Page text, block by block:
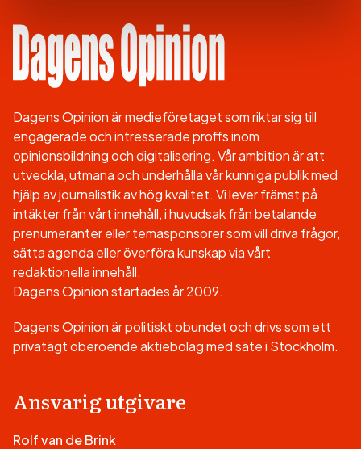
Dagens Opinion är medieföretaget som riktar sig till
engagerade och intresserade proffs inom
opinionsbildning och digitalisering. Vår ambition är att
utveckla, utmana och underhålla vår kunniga publik med
hjälp av journalistik av hög kvalitet. Vi lever främst på
intäkter från vårt innehåll, i huvudsak från betalande
prenumeranter eller temasponsorer som vill driva frågor,
sätta agenda eller överföra kunskap via vårt
redaktionella innehåll.
Dagens Opinion startades år 2009.
Dagens Opinion är politiskt obundet och drivs som ett
privatägt oberoende aktiebolag med säte i Stockholm.
Ansvarig utgivare
Rolf van de Brink